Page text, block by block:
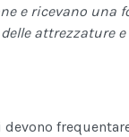
e ricevano una
attrezzature